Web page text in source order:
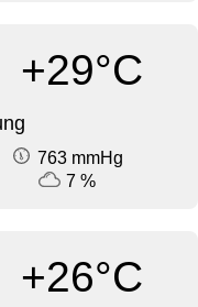
+29°C
763 mmHg
7 %
+26°C